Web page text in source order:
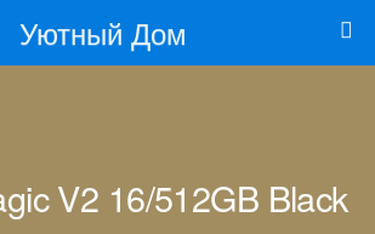
Уютный Дом
V2 16/512GB Black